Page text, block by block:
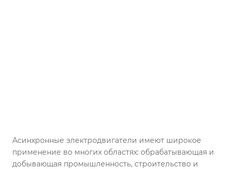
Асинхронные электродвигатели имеют широкое
применение во многих областях: обрабатывающая и
добывающая промышленность, строительство и